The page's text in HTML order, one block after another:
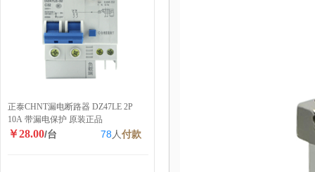
正泰CHNT漏电断路器 DZ47LE 2P
10A 带漏电保护 原装正品
￥28.00/台 78 人付款